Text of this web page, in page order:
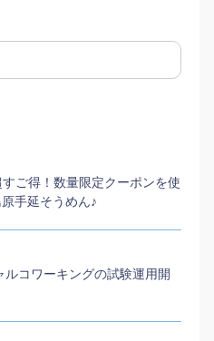
すご得！数量限定クーポンを使
手延そうめん♪
ルコワーキングの試験運用開